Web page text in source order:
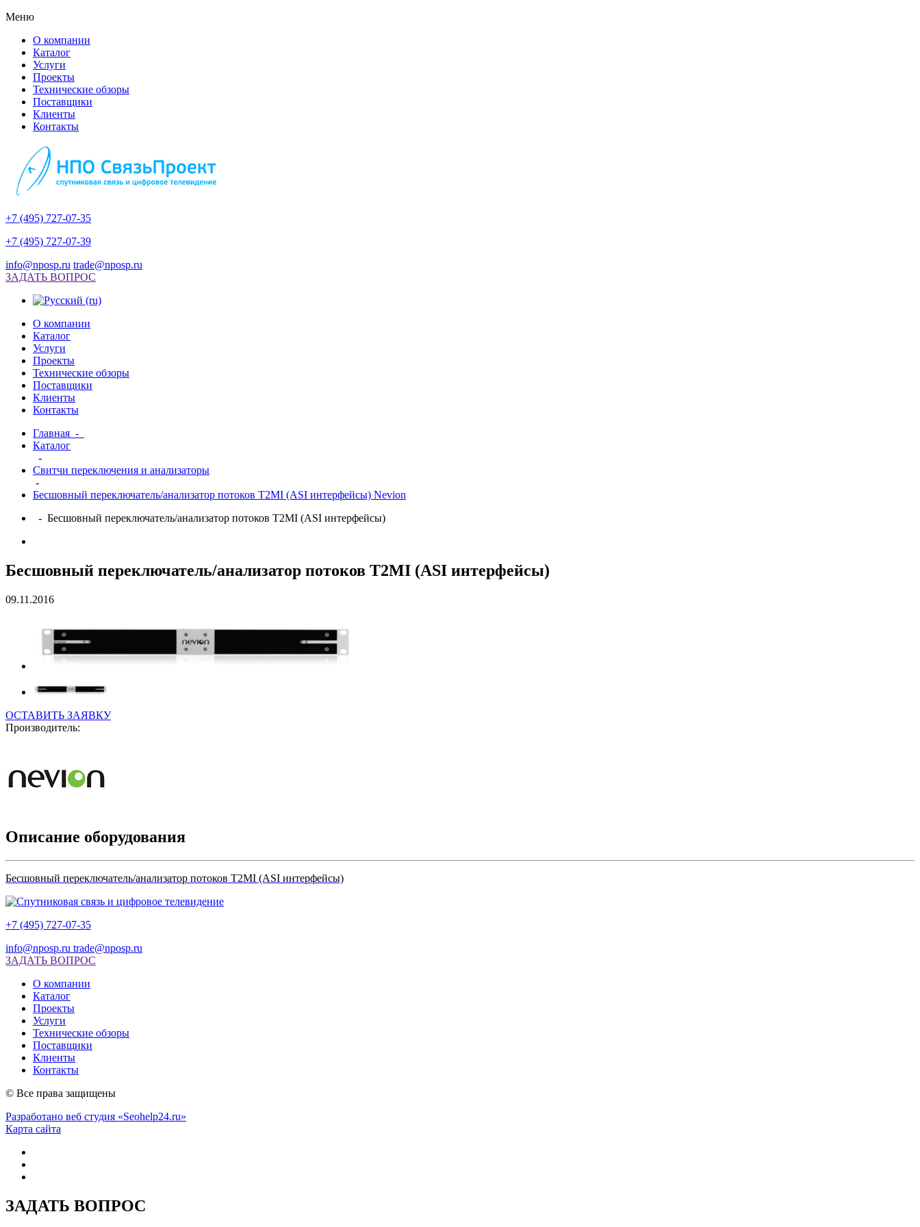
Меню
О компании
Каталог
Услуги
Проекты
Технические обзоры
Поставщики
Клиенты
Контакты
+7 (495) 727-07-35
+7 (495) 727-07-39
info@nposp.ru trade@nposp.ru
ЗАДАТЬ ВОПРОС
О компании
Каталог
Услуги
Проекты
Технические обзоры
Поставщики
Клиенты
Контакты
Главная -
Каталог
-
Свитчи переключения и анализаторы
-
Бесшовный переключатель/анализатор потоков T2MI (ASI интерфейсы) Nevion
- Бесшовный переключатель/анализатор потоков T2MI (ASI интерфейсы)
Бесшовный переключатель/анализатор потоков T2MI (ASI интерфейсы)
09.11.2016
ОСТАВИТЬ ЗАЯВКУ
Производитель:
Описание оборудования
Бесшовный переключатель/анализатор потоков T2MI (ASI интерфейсы)
+7 (495) 727-07-35
info@nposp.ru trade@nposp.ru
ЗАДАТЬ ВОПРОС
О компании
Каталог
Проекты
Услуги
Технические обзоры
Поставщики
Клиенты
Контакты
© Все права защищены
Разработано веб студия «Seohelp24.ru»
Карта сайта
ЗАДАТЬ ВОПРОС